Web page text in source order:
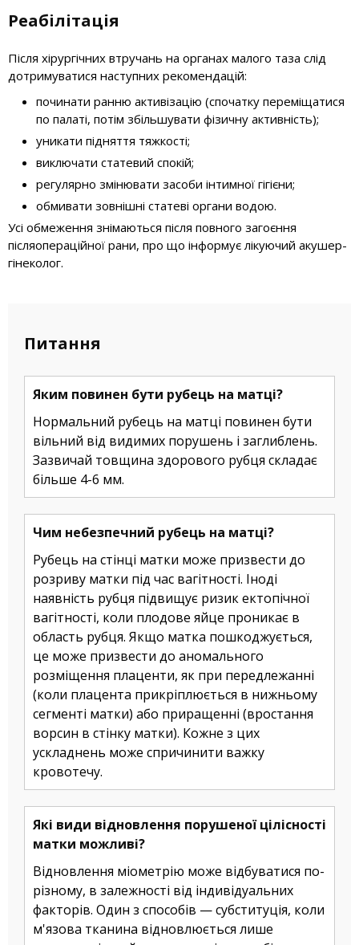
Реабілітація
Після хірургічних втручань на органах малого таза слід
дотримуватися наступних рекомендацій:
починати ранню активізацію (спочатку переміщатися
по палаті, потім збільшувати фізичну активність);
уникати підняття тяжкості;
виключати статевий спокій;
регулярно змінювати засоби інтимної гігієни;
обмивати зовнішні статеві органи водою.
Усі обмеження знімаються після повного загоєння
післяопераційної рани, про що інформує лікуючий акушер-
гінеколог.
Питання
Яким повинен бути рубець на матці?
Нормальний рубець на матці повинен бути
вільний від видимих порушень і заглиблень.
Зазвичай товщина здорового рубця складає
більше 4-6 мм.
Чим небезпечний рубець на матці?
Рубець на стінці матки може призвести до
розриву матки під час вагітності. Іноді
наявність рубця підвищує ризик ектопічної
вагітності, коли плодове яйце проникає в
область рубця. Якщо матка пошкоджується,
це може призвести до аномального
розміщення плаценти, як при передлежанні
(коли плацента прикріплюється в нижньому
сегменті матки) або приращенні (вростання
ворсин в стінку матки). Кожне з цих
ускладнень може спричинити важку
кровотечу.
Які види відновлення порушеної цілісності
матки можливі?
Відновлення міометрію може відбуватися по-
різному, в залежності від індивідуальних
факторів. Один з способів — субституція, коли
м'язова тканина відновлюється лише